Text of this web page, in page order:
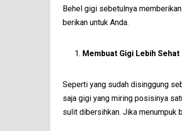
Behel gigi sebetulnya
berikan untuk Anda.
Membuat Gigi Lebih Sehat
Seperti yang sudah disinggung
saja gigi yang miring posisinya
sulit dibersihkan. Jika menumpuk